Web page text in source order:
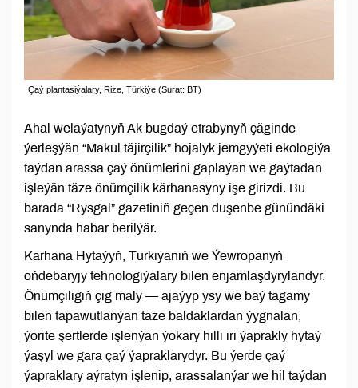
Çaý plantasiýalary, Rize, Türkiýe (Surat: BT)
Ahal welaýatynyň Ak bugdaý etrabynyň çäginde
ýerleşýän “Makul täjirçilik” hojalyk jemgyýeti ekologiýa
taýdan arassa çaý önümlerini gaplaýan we gaýtadan
işleýän täze önümçilik kärhanasyny işe girizdi. Bu
barada “Rysgal” gazetiniň geçen duşenbe günündäki
sanynda habar berilýär.
Kärhana Hytaýyň, Türkiýäniň we Ýewropanyň
öňdebaryjy tehnologiýalary bilen enjamlaşdyrylandyr.
Önümçiligiň çig maly — ajaýyp ysy we baý tagamy
bilen tapawutlanýan täze baldaklardan ýygnalan,
ýörite şertlerde işlenýän ýokary hilli iri ýaprakly hytaý
ýaşyl we gara çaý ýapraklarydyr. Bu ýerde çaý
ýapraklary aýratyn işlenip, arassalanýar we hil taýdan